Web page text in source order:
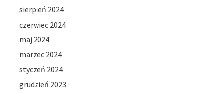
sierpień 2024
czerwiec 2024
maj 2024
marzec 2024
styczeń 2024
grudzień 2023